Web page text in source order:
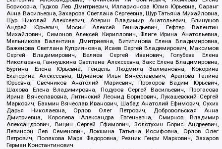
Борисовна, Гудков Лев Дмитриевич, Илларионова Юлия Юрьевна, Саранг
Анна Васильевна, Захарова Светлана Сергеевна, Щур Татьяна Михайловна,
Щур Николай Алексеевич, Аверин Владимир Анатольевич, Блинушов
Андрей Юрьевич, Мосин Алексей Геннадьевич, Гефтер Валентин
Михайлович, Симонов Алексей Кириллович, Флиге Ирина Анатольевна,
Мельникова Валентина Дмитриевна, Вититинова Елена Владимировна,
Баженова Светлана Куприяновна, Исаев Сергей Владимирович, Максимов
Сергей Владимирович, Беляев Сергей Иванович, Голубева Елена
Николаевна, Ганнушкина Светлана Алексеевна, Закс Елена Владимировна,
Буртина Елена Юрьевна, Гендель Людмила Залмановна, Кокорина
Екатерина Алексеевна, Шуманов Илья Вячеславович, Арапова Галина
Юрьевна, Свечников Анатолий Мариевич, Прохоров Вадим Юрьевич,
Шахова Елена Владимировна, Подузов Сергей Васильевич, Протасова
Ирина Вячеславовна, Литинский Леонид Борисович, Лукашевский Сергей
Маркович, Бахмин Вячеслав Иванович, Шабад Анатолий Ефимович, Сухих
Дарья Николаевна, Орлов Олег Петрович, Добровольская Анна
Дмитриевна, Королева Александра Евгеньевна, Смирнов Владимир
Александрович, Вицин Сергей Ефимович, Золотухин Борис Андреевич,
Левинсон Лев Семенович, Локшина Татьяна Иосифовна, Орлов Олег
Петрович, Полякова Мара Федоровна, Резник Генри Маркович, Захаров
Герман Константинович